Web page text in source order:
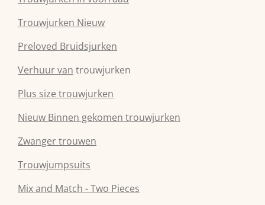
Trouwjurken Nieuw
Preloved Bruidsjurken
Verhuur van trouwjurken
Plus size trouwjurken
Nieuw Binnen gekomen trouwjurken
Zwanger trouwen
Trouwjumpsuits
Mix and Match - Two Pieces